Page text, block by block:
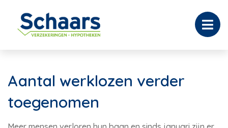
Aantal werklozen verder
toegenomen